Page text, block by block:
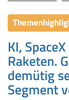
KI,
Raketen.
demütig
Segment